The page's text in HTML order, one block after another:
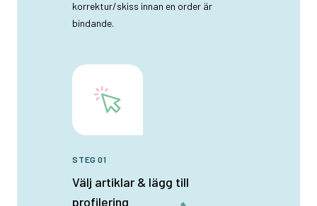
korrektur/skiss innan en order är
bindande.
STEG 01
Välj artiklar & lägg till
profilering